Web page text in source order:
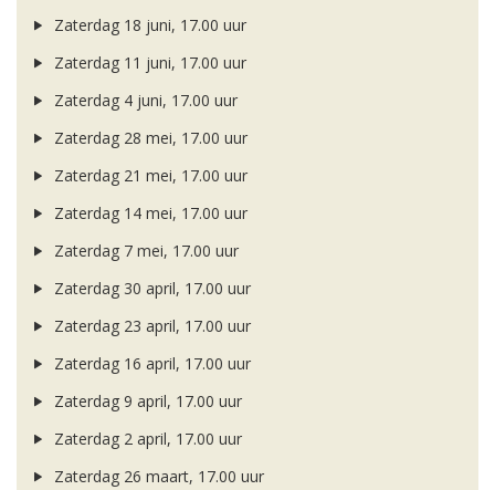
Zaterdag 18 juni, 17.00 uur
Zaterdag 11 juni, 17.00 uur
Zaterdag 4 juni, 17.00 uur
Zaterdag 28 mei, 17.00 uur
Zaterdag 21 mei, 17.00 uur
Zaterdag 14 mei, 17.00 uur
Zaterdag 7 mei, 17.00 uur
Zaterdag 30 april, 17.00 uur
Zaterdag 23 april, 17.00 uur
Zaterdag 16 april, 17.00 uur
Zaterdag 9 april, 17.00 uur
Zaterdag 2 april, 17.00 uur
Zaterdag 26 maart, 17.00 uur